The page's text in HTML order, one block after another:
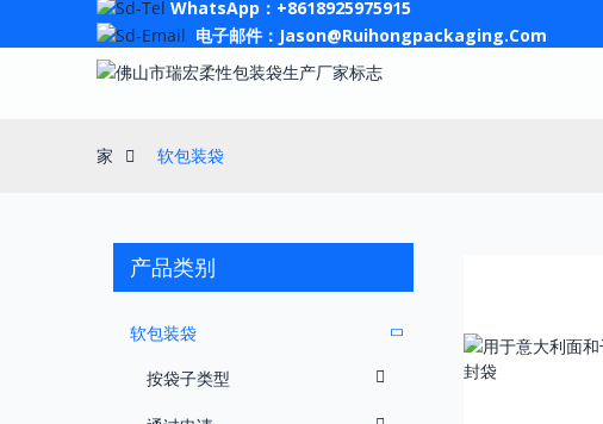
WhatsApp：+8618925975915
电子邮件：Jason@ruihongpackaging.com
家 软包装袋
产品类别
软包装袋
按袋子类型